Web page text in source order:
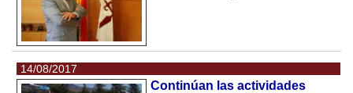
14/08/2017
Continúan las actividades